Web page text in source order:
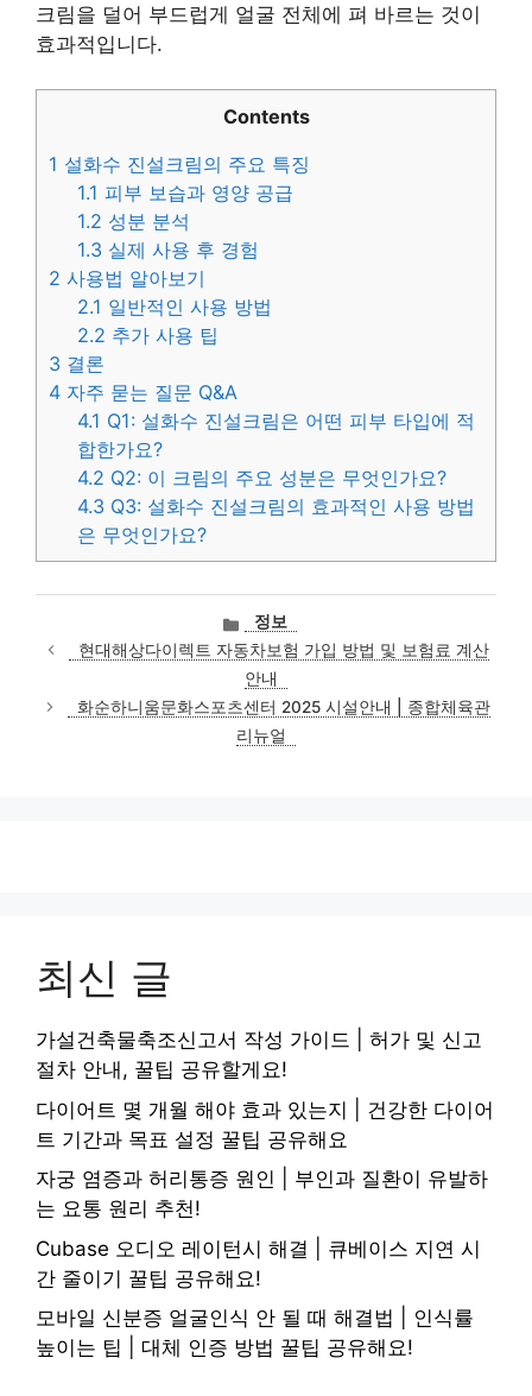
크림을 덜어 부드럽게 얼굴 전체에 펴 바르는 것이
효과적입니다.
Contents
1 설화수 진설크림의 주요 특징
1.1 피부 보습과 영양 공급
1.2 성분 분석
1.3 실제 사용 후 경험
2 사용법 알아보기
2.1 일반적인 사용 방법
2.2 추가 사용 팁
3 결론
4 자주 묻는 질문 Q&A
4.1 Q1: 설화수 진설크림은 어떤 피부 타입에 적
합한가요?
4.2 Q2: 이 크림의 주요 성분은 무엇인가요?
4.3 Q3: 설화수 진설크림의 효과적인 사용 방법
은 무엇인가요?
카
테
고
리
정보
현대해상다이렉트 자동차보험 가입 방법 및 보험료 계산
안내
화순하니움문화스포츠센터 2025 시설안내 | 종합체육관
리뉴얼
최신 글
가설건축물축조신고서 작성 가이드 | 허가 및 신고
절차 안내, 꿀팁 공유할게요!
다이어트 몇 개월 해야 효과 있는지 | 건강한 다이어
트 기간과 목표 설정 꿀팁 공유해요
자궁 염증과 허리통증 원인 | 부인과 질환이 유발하
는 요통 원리 추천!
Cubase 오디오 레이턴시 해결 | 큐베이스 지연 시
간 줄이기 꿀팁 공유해요!
모바일 신분증 얼굴인식 안 될 때 해결법 | 인식률
높이는 팁 | 대체 인증 방법 꿀팁 공유해요!